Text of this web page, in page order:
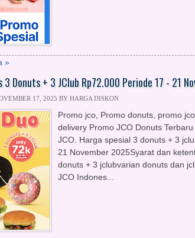
»
3 Donuts + 3 JClub Rp72.000 Periode 17 - 21
17, 2025 BY HARGA DISKON
Promo jco, Promo donuts, promo
delivery Promo JCO Donuts
JCO. Harga spesial 3 donuts + 3
21 November 2025Syarat dan
donuts + 3 jclubvarian donuts dan
JCO Indones...